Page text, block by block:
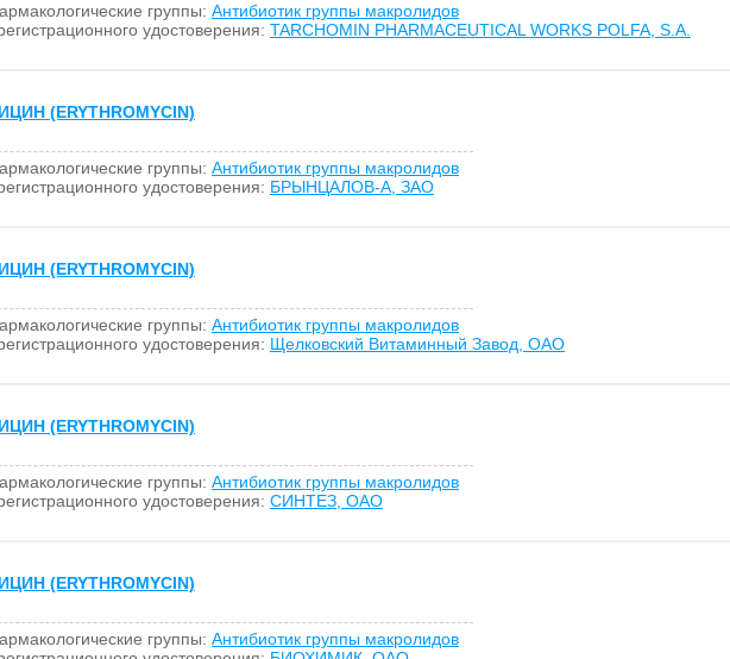
группы: Антибиотик группы макролидов
удостоверения: TARCHOMIN PHARMACEUTICAL WORKS POLFA, S.A.
(ERYTHROMYCIN)
группы: Антибиотик группы макролидов
удостоверения: БРЫНЦАЛОВ-А, ЗАО
(ERYTHROMYCIN)
группы: Антибиотик группы макролидов
удостоверения: Щелковский Витаминный Завод, ОАО
(ERYTHROMYCIN)
группы: Антибиотик группы макролидов
удостоверения: СИНТЕЗ, ОАО
(ERYTHROMYCIN)
группы: Антибиотик группы макролидов